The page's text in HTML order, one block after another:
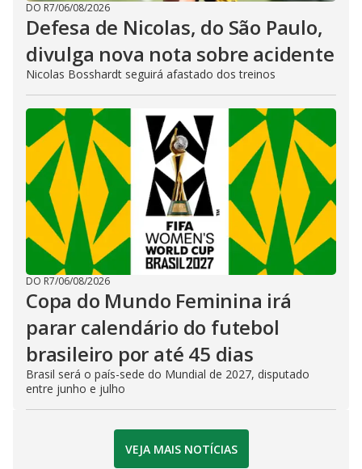
DO R7/06/08/2026
Defesa de Nicolas, do São Paulo,
divulga nova nota sobre acidente
Nicolas Bosshardt seguirá afastado dos treinos
DO R7/06/08/2026
Copa do Mundo Feminina irá
parar calendário do futebol
brasileiro por até 45 dias
Brasil será o país-sede do Mundial de 2027, disputado
entre junho e julho
VEJA MAIS NOTÍCIAS